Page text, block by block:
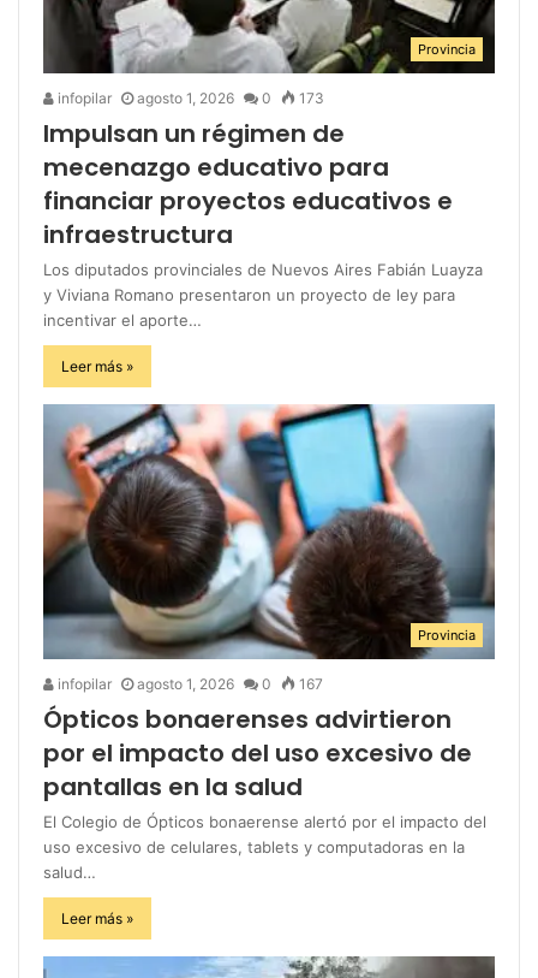
Provincia
infopilar agosto 1, 2026 0 173
Impulsan un régimen de
mecenazgo educativo para
financiar proyectos educativos e
infraestructura
Los diputados provinciales de Nuevos Aires Fabián Luayza
y Viviana Romano presentaron un proyecto de ley para
incentivar el aporte…
Leer más »
Provincia
infopilar agosto 1, 2026 0 167
Ópticos bonaerenses advirtieron
por el impacto del uso excesivo de
pantallas en la salud
El Colegio de Ópticos bonaerense alertó por el impacto del
uso excesivo de celulares, tablets y computadoras en la
salud…
Leer más »